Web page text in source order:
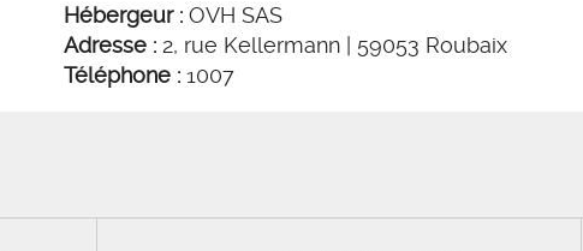
Hébergeur :OVH SAS
Adresse :2, rue Kellermann | 59053 Roubaix
Téléphone :1007